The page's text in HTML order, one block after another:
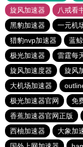
旋风加速器
八戒看
黑豹加速器
一元机
猎豹nvp加速器
蓝
极光加速器
雷霆每
旋风加速度器
旋风
大机场加速器
极光加速器官网
免
香蕉加速器官网正版
西柚加速器
大象加